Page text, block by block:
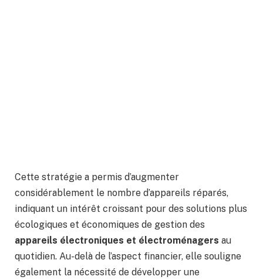
Cette stratégie a permis d’augmenter
considérablement le nombre d’appareils réparés,
indiquant un intérêt croissant pour des solutions plus
écologiques et économiques de gestion des
appareils électroniques et électroménagers au
quotidien. Au-delà de l’aspect financier, elle souligne
également la nécessité de développer une